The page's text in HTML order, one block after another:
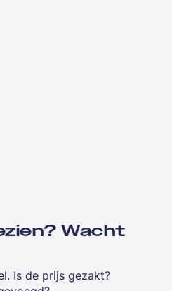
Wacht
Is de prijs gezakt?